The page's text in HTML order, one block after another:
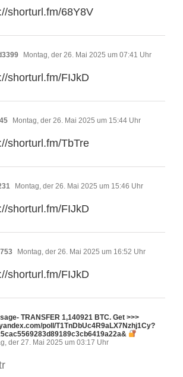
shorturl.fm/68Y8V
Montag, der 26. Mai 2025 um 07:41 Uhr
shorturl.fm/FIJkD
Montag, der 26. Mai 2025 um 15:44 Uhr
shorturl.fm/TbTre
Montag, der 26. Mai 2025 um 15:46 Uhr
shorturl.fm/FIJkD
Montag, der 26. Mai 2025 um 16:52 Uhr
shorturl.fm/FIJkD
TRANSFER 1,140921 BTC. Get >>>
poll/T1TnDbUc4R9aLX7Nzhj1Cy?
der 27. Mai 2025 um 03:17 Uhr